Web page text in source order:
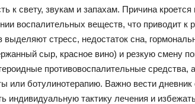
к свету, звукам и запахам. Причина
воспалительных веществ, что приводит к
выделяют стресс, недостаток сна,
сыр, красное вино) и резкую смену
противовоспалительные
или ботулинотерапию. Важно вести
индивидуальную тактику лечения и